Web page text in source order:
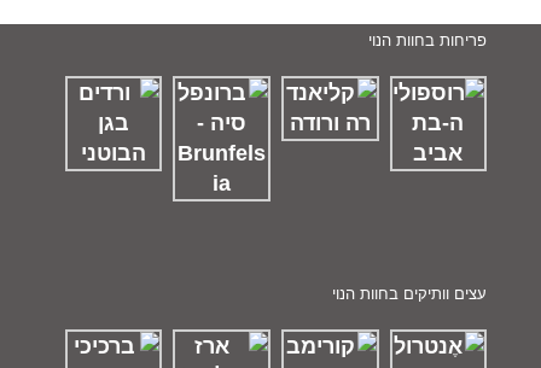
פריחות בחוות הנוי
עצים וותיקים בחוות הנוי